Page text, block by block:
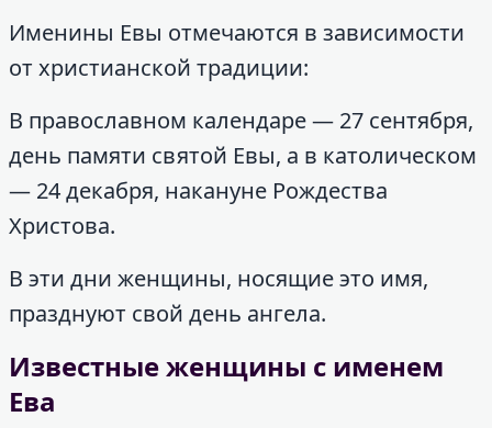
Именины Евы отмечаются в зависимости
от христианской традиции:
В православном календаре — 27 сентября,
день памяти святой Евы, а в католическом
— 24 декабря, накануне Рождества
Христова.
В эти дни женщины, носящие это имя,
празднуют свой день ангела.
Известные женщины с именем
Ева